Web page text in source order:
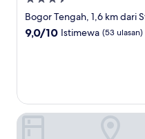
bintang
3.5
Bogor Tengah, 1,6 km dari
9.0
9,0/10 Istimewa (53 ulasan)
Grand Pangrango